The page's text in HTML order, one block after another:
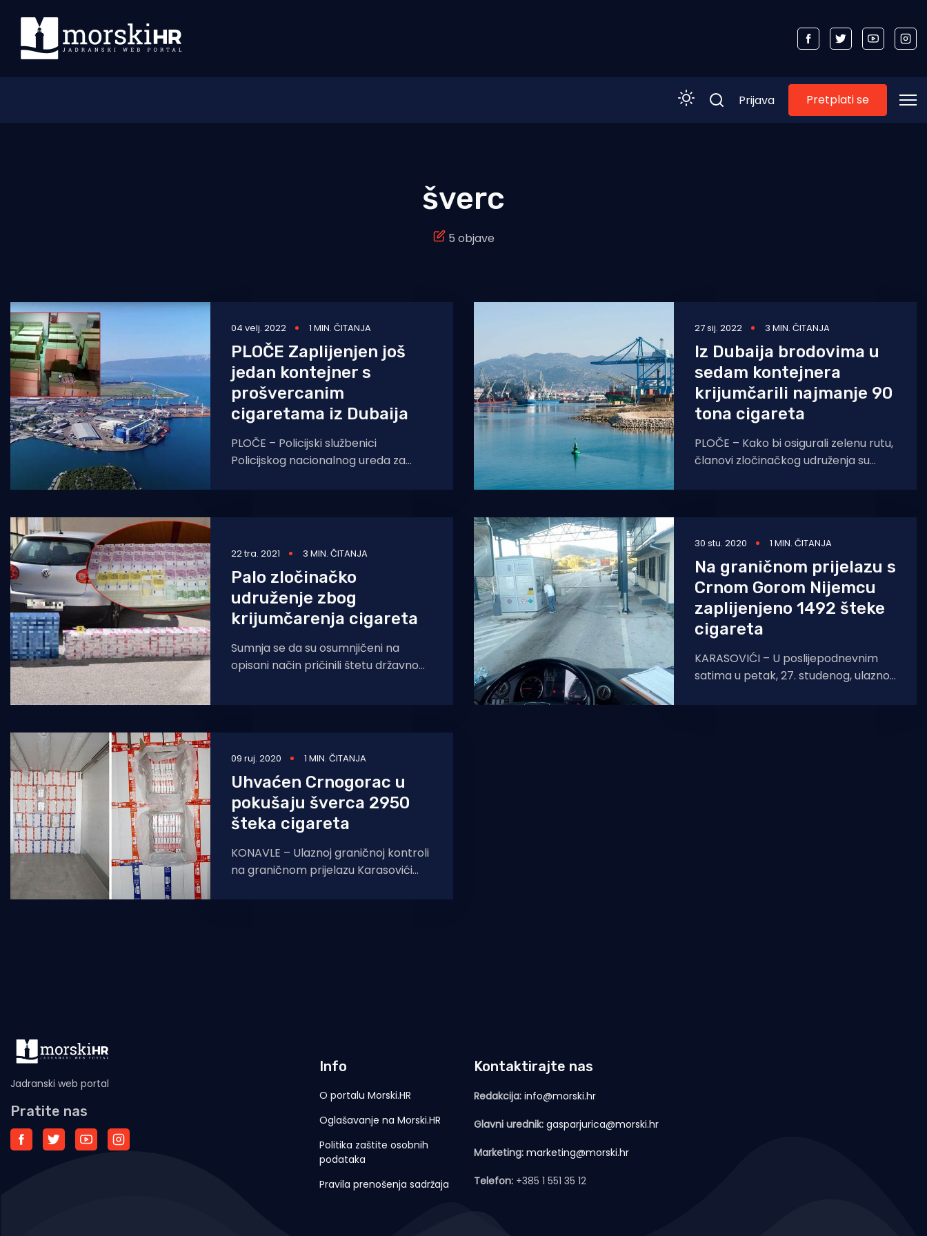
Turizam i nautika
Pomorstvo
Ribolov
Ekologija
Tradicija i kultura
Prijava Pretplati se
šverc
5 objave
04 velj. 2022 1 MIN. ČITANJA
PLOČE Zaplijenjen još
jedan kontejner s
prošvercanim
cigaretama iz Dubaija
PLOČE – Policijski službenici
Policijskog nacionalnog ureda za
kriminaliteta, Služba Zagreb, u
27 sij. 2022 3 MIN. ČITANJA
Iz Dubaija brodovima u
sedam kontejnera
krijumčarili najmanje 90
tona cigareta
PLOČE – Kako bi osigurali zelenu rutu,
članovi zločinačkog udruženja su
aktivnostima nastojali „prodrijeti“ u
22 tra. 2021 3 MIN. ČITANJA
Palo zločinačko
udruženje zbog
krijumčarenja cigareta
Sumnja se da su osumnjičeni na
opisani način pričinili štetu državnom
30 stu. 2020 1 MIN. ČITANJA
Na graničnom prijelazu s
Crnom Gorom Nijemcu
zaplijenjeno 1492 šteke
cigareta
KARASOVIĆI – U poslijepodnevnim
satima u petak, 27. studenog, ulaznoj
Karasovići pristupilo je kamper vozilo
09 ruj. 2020 1 MIN. ČITANJA
Uhvaćen Crnogorac u
pokušaju šverca 2950
šteka cigareta
KONAVLE – Ulaznoj graničnoj kontroli
na graničnom prijelazu Karasovići
teretno vozilo s
Jadranski web portal
Pratite nas
Info
O portalu Morski.HR
Oglašavanje na Morski.HR
Politika zaštite osobnih
podataka
Pravila prenošenja sadržaja
Kontaktirajte nas
Redakcija: info@morski.hr
Glavni urednik: gasparjurica@morski.hr
Marketing: marketing@morski.hr
Telefon: +385 1 551 35 12